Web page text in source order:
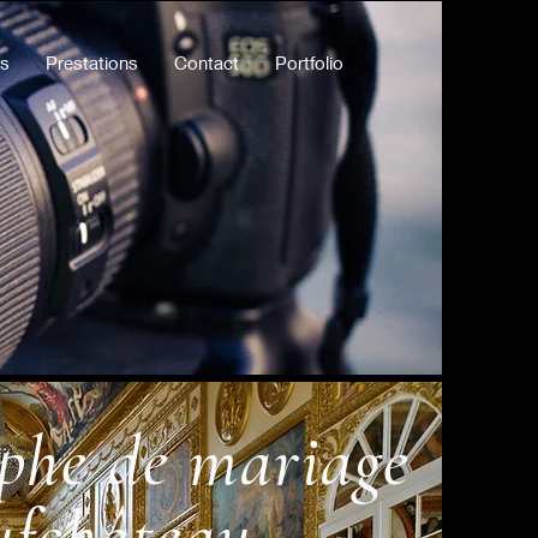
Prestations Contact Portfolio
de mariage